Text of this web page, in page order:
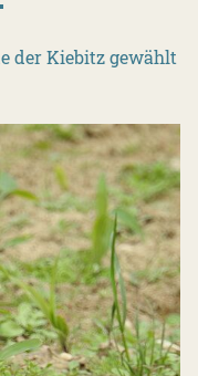
der Kiebitz gewählt